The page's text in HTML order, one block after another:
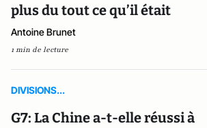
plus du tout ce qu’il était
Antoine Brunet
1 min de lecture
DIVISIONS...
G7: La Chine a-t-elle réussi à